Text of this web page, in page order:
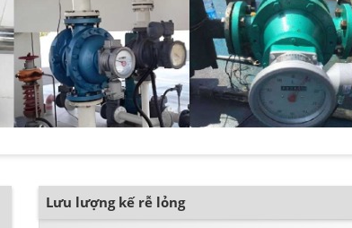
Lưu lượng kế rễ lỏng